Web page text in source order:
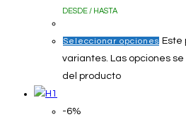
DESDE / HASTA
Seleccionar opciones Este
variantes. Las opciones
del producto
-6%